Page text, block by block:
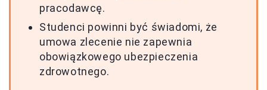
pracodawcę.
Studenci powinni być świadomi, że
umowa zlecenie nie zapewnia
obowiązkowego ubezpieczenia
zdrowotnego.